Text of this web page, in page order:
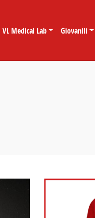
VL Medical Lab Giovanili